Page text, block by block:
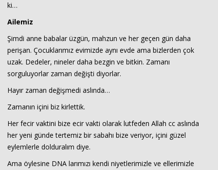
ki…
Ailemiz
Şimdi anne babalar üzgün, mahzun ve her geçen gün daha
perişan. Çocuklarımız evimizde aynı evde ama bizlerden çok
uzak. Dedeler, nineler daha bezgin ve bitkin. Zamanı
sorguluyorlar zaman değişti diyorlar.
Hayır zaman değişmedi aslında…
Zamanın içini biz kirlettik.
Her fecir vaktini bize ecir vakti olarak lutfeden Allah cc aslında
her yeni günde tertemiz bir sabahı bize veriyor, içini güzel
eylemlerle dolduralım diye.
Ama öylesine DNA larımızı kendi niyetlerimizle ve ellerimizle